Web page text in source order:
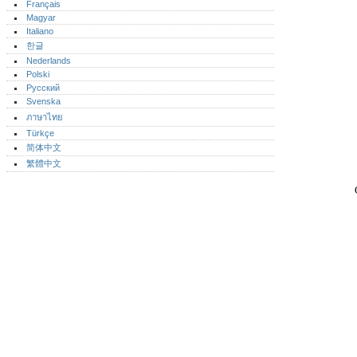
Français
Magyar
Italiano
한글
Nederlands
Polski
Русский
Svenska
ภาษาไทย
Türkçe
简体中文
繁體中文